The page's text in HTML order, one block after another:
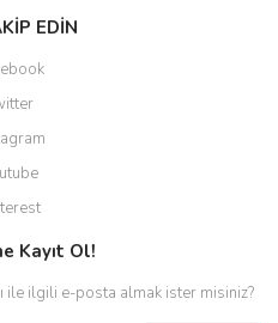
EDİN
Kayıt Ol!
ile ilgili e-posta almak ister misiniz?